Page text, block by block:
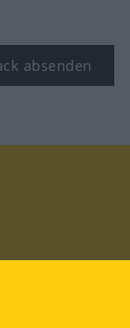
absenden